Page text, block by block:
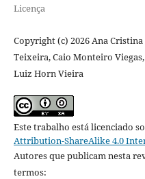
Licença
Copyright (c) 2026 Ana
Teixeira, Caio Monteiro
Luiz Horn Vieira
Este trabalho está licenciado
Attribution-ShareAlike 4.0
Autores que publicam nesta
termos: